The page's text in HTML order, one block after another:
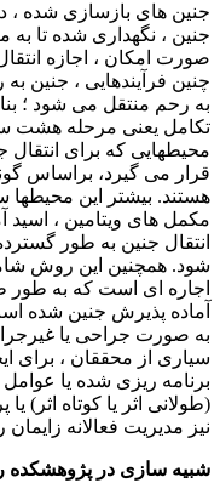
جنین ، نگهداری شده تا به
صورت امکان ، اجازه
چنین فرآیندهایی ، جنین
به رحم منتقل می شود ؛
تکامل یعنی مرحله هشت
محیطهایی که برای انتقال
قرار می گیرد، براساس
هستند. بیشتر این محیطها
مکمل های ویتامین ، اسید
انتقال جنین به طور
شود. همچنین این روش
اجاره ای است که به طور
آماده پذیرش جنین شده
به صورت جراحی یا
سیاری از محققان ، برای
برنامه ریزی شده یا عوامل
(طولانی اثر یا کوتاه اثر)
نیز مدیریت فعالانه زایمان
شبیه سازی در پژوهشکده